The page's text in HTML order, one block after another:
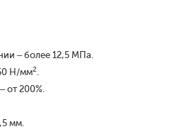
– более 12,5 МПа.
Н/мм2.
от 200%.
мм.